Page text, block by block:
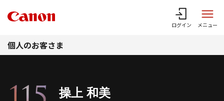
ログイン メニュー
個人のお客さま
操上 和美